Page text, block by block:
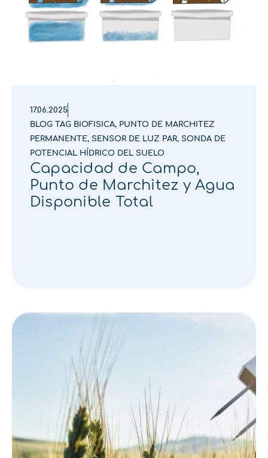
17.06.2025
BLOG TAG BIOFISICA, PUNTO DE MARCHITEZ
PERMANENTE, SENSOR DE LUZ PAR, SONDA DE
POTENCIAL HÍDRICO DEL SUELO
Capacidad de Campo,
Punto de Marchitez y Agua
Disponible Total